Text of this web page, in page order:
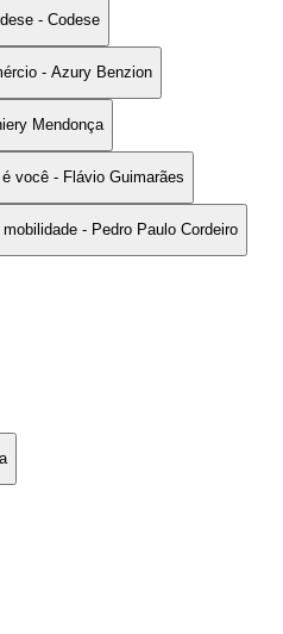
- Codese
- Azury Benzion
Mendonça
você - Flávio Guimarães
- Pedro Paulo Cordeiro